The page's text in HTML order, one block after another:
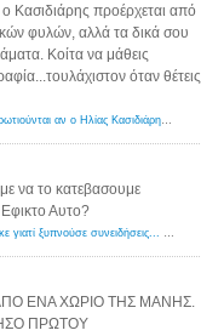
Κασιδιάρης προέρχεται από
φυλών, αλλά τα δικά σου
Κοίτα να μάθεις
όταν θέτεις
Αμερικανοί ρατσιστές αναρωτιούνται αν ο Ηλίας Κασιδιάρης ανήκει στη λευκή φυλή... - Λόγιος Ερμής
να το κατεβασουμε
Αυτο?
Ένα βιβλίο που πολεμήθηκε γιατί ξυπνούσε συνειδήσεις... - Λόγιος Ερμής | Η γνώση ξεκινάει με την αναζήτηση...
ΕΝΑ ΧΩΡΙΟ ΤΗΣ ΜΑΝΗΣ.
ΠΡΩΤΟΥ